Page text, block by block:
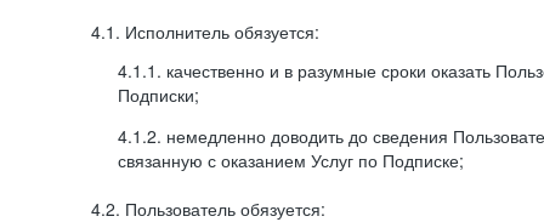
4.1. Исполнитель обязуется:
4.1.1. качественно и в разумные сроки оказать
Подписки;
4.1.2. немедленно доводить до сведения
связанную с оказанием Услуг по Подписке;
4.2. Пользователь обязуется: